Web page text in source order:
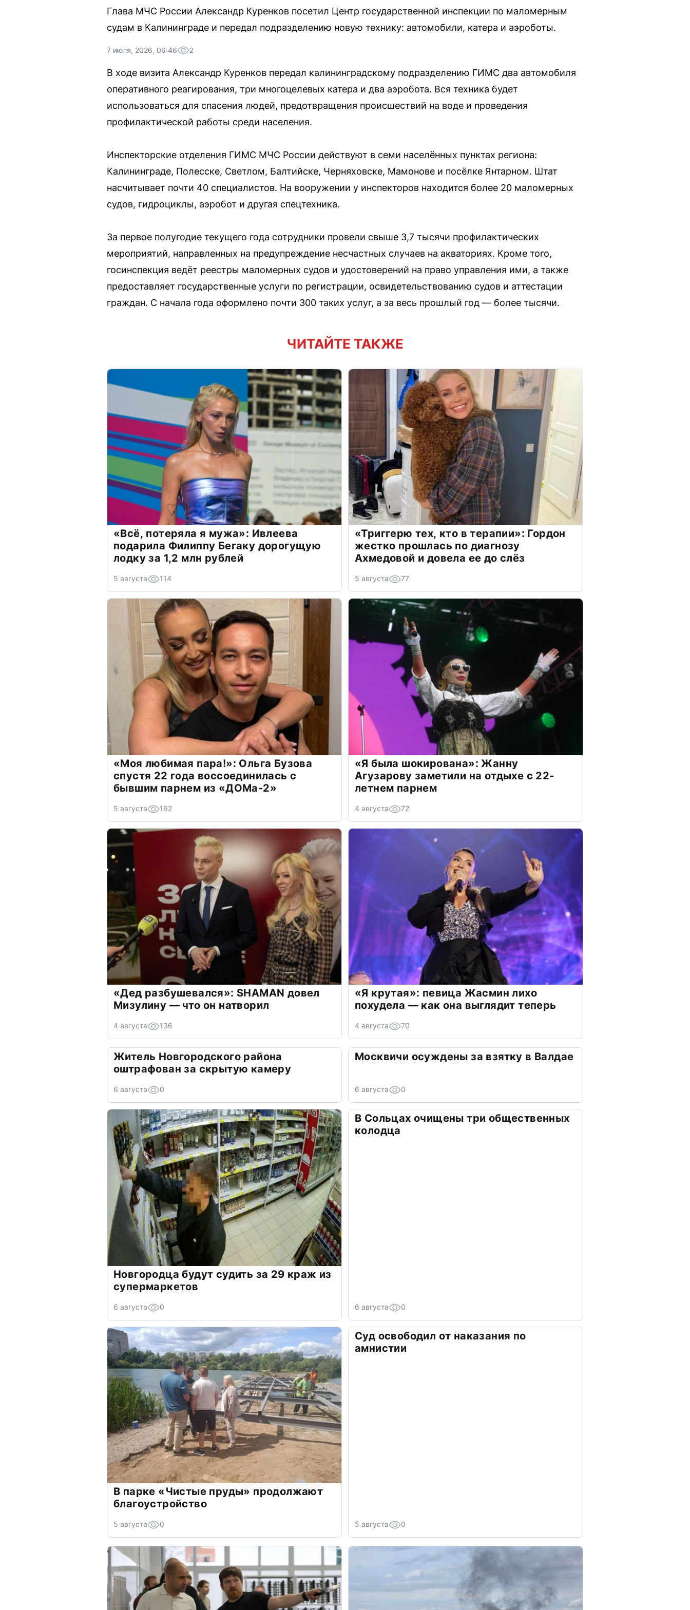
Глава МЧС России Александр Куренков посетил Центр государственной инспекции по маломерным
судам в Калининграде и передал подразделению новую технику: автомобили, катера и аэроботы.
7 июля, 2026, 06:46 2
В ходе визита Александр Куренков передал калининградскому подразделению ГИМС два автомобиля
оперативного реагирования, три многоцелевых катера и два аэробота. Вся техника будет
использоваться для спасения людей, предотвращения происшествий на воде и проведения
профилактической работы среди населения.
Инспекторские отделения ГИМС МЧС России действуют в семи населённых пунктах региона:
Калининграде, Полесске, Светлом, Балтийске, Черняховске, Мамонове и посёлке Янтарном. Штат
насчитывает почти 40 специалистов. На вооружении у инспекторов находится более 20 маломерных
судов, гидроциклы, аэробот и другая спецтехника.
За первое полугодие текущего года сотрудники провели свыше 3,7 тысячи профилактических
мероприятий, направленных на предупреждение несчастных случаев на акваториях. Кроме того,
госинспекция ведёт реестры маломерных судов и удостоверений на право управления ими, а также
предоставляет государственные услуги по регистрации, освидетельствованию судов и аттестации
граждан. С начала года оформлено почти 300 таких услуг, а за весь прошлый год — более тысячи.
ЧИТАЙТЕ ТАКЖЕ
«Всё, потеряла я мужа»: Ивлеева
подарила Филиппу Бегаку дорогущую
лодку за 1,2 млн рублей
5 августа 114
«Триггерю тех, кто в терапии»: Гордон
жестко прошлась по диагнозу
Ахмедовой и довела ее до слёз
5 августа 77
«Моя любимая пара!»: Ольга Бузова
спустя 22 года воссоединилась с
бывшим парнем из «ДОМа-2»
5 августа 162
«Я была шокирована»: Жанну
Агузарову заметили на отдыхе с 22-
летнем парнем
4 августа 72
«Дед разбушевался»: SHAMAN довел
Мизулину — что он натворил
4 августа 136
«Я крутая»: певица Жасмин лихо
похудела — как она выглядит теперь
4 августа 70
Житель Новгородского района
оштрафован за скрытую камеру
6 августа 0
Москвичи осуждены за взятку в Валдае
6 августа 0
Новгородца будут судить за 29 краж из
супермаркетов
6 августа 0
В Сольцах очищены три общественных
колодца
6 августа 0
В парке «Чистые пруды» продолжают
благоустройство
5 августа 0
Суд освободил от наказания по
амнистии
5 августа 0